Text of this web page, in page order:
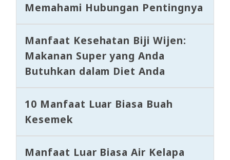
Memahami Hubungan Pentingnya
Manfaat Kesehatan Biji Wijen:
Makanan Super yang Anda
Butuhkan dalam Diet Anda
10 Manfaat Luar Biasa Buah
Kesemek
Manfaat Luar Biasa Air Kelapa